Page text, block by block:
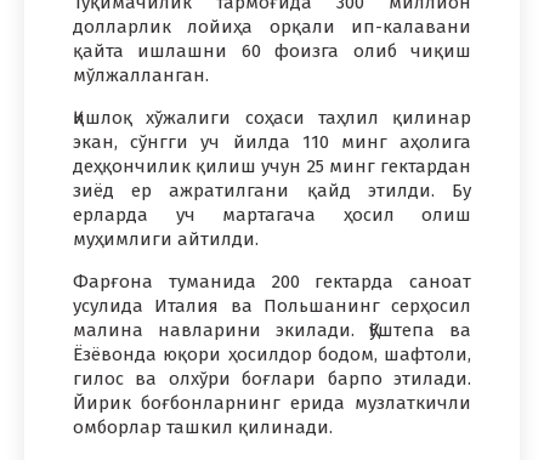
долларлик лойиҳа орқали ип-калавани
қайта ишлашни 60 фоизга олиб чиқиш
мўлжалланган.
Қишлоқ хўжалиги соҳаси таҳлил қилинар
экан, сўнгги уч йилда 110 минг аҳолига
деҳқончилик қилиш учун 25 минг гектардан
зиёд ер ажратилгани қайд этилди. Бу
ерларда уч мартагача ҳосил олиш
муҳимлиги айтилди.
Фарғона туманида 200 гектарда саноат
усулида Италия ва Польшанинг серҳосил
малина навларини экилади. Қўштепа ва
Ёзёвонда юқори ҳосилдор бодом, шафтоли,
гилос ва олхўри боғлари барпо этилади.
Йирик боғбонларнинг ерида музлаткичли
омборлар ташкил қилинади.